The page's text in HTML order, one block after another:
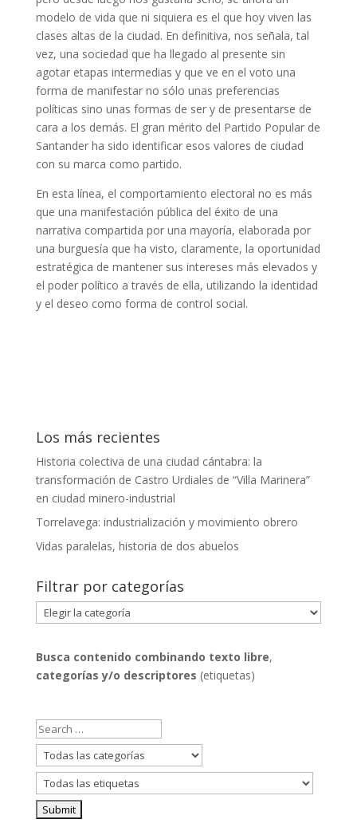
modelo de vida que ni siquiera es el que hoy viven las
clases altas de la ciudad. En definitiva, nos señala, tal
vez, una sociedad que ha llegado al presente sin
agotar etapas intermedias y que ve en el voto una
forma de manifestar no sólo unas preferencias
políticas sino unas formas de ser y de presentarse de
cara a los demás. El gran mérito del Partido Popular de
Santander ha sido identificar esos valores de ciudad
con su marca como partido.
En esta línea, el comportamiento electoral no es más
que una manifestación pública del éxito de una
narrativa compartida por una mayoría, elaborada por
una burguesía que ha visto, claramente, la oportunidad
estratégica de mantener sus intereses más elevados y
el poder político a través de ella, utilizando la identidad
y el deseo como forma de control social.
Los más recientes
Historia colectiva de una ciudad cántabra: la
transformación de Castro Urdiales de “Villa Marinera”
en ciudad minero-industrial
Torrelavega: industrialización y movimiento obrero
Vidas paralelas, historia de dos abuelos
Filtrar por categorías
Filtrar
por
Busca contenido combinando texto libre,
categorías y/o descriptores (etiquetas)